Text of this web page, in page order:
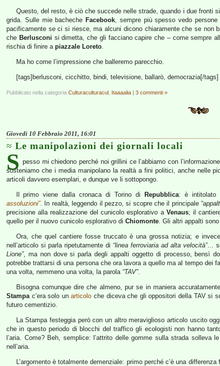
Questo, del resto, è ciò che succede nelle strade, quando i due fronti
grida. Sulle mie bacheche Facebook, sempre più spesso vedo
pacificamente se ci si riesce, ma alcuni dicono chiaramente che se non
che Berlusconi si dimetta, che gli facciano capire che – come sempre
rischia di finire a piazzale Loreto.
Ma ho come l’impressione che balleremo parecchio.
[tags]berlusconi, cicchitto, bindi, televisione, ballarò, democrazia[/tags]
Pubblicato nella categoria Culturaculturacul Itaaaalia | 3 commenti »
Giovedì 10 Febbraio 2011, 16:01
Le manipolazioni dei giornali locali
S pesso mi chiedono perché noi grillini ce l’abbiamo con
sosteniamo che i media manipolano la realtà a fini politici, anche nelle
articoli davvero esemplari, e dunque ve li sottopongo.
Il primo viene dalla cronaca di Torino di Repubblica: è intitolato
assoluzioni”. In realtà, leggendo il pezzo, si scopre che il principale
precisione alla realizzazione del cunicolo esplorativo a Venaus; il
quello per il nuovo cunicolo esplorativo di Chiomonte. Gli altri appalti
Ora, che quel cantiere fosse truccato è una grossa notizia; e
nell’articolo si parla ripetutamente di “linea ferroviaria ad alta velocità”…
Lione”, ma non dove si parla degli appalti oggetto di processo, bensì
potrebbe trattarsi di una persona che ora lavora a quello ma al tempo dei
una volta, nemmeno una volta, la parola “TAV”.
Bisogna comunque dire che almeno, pur se in maniera
Stampac’era solo unarticolo che diceva che gli oppositori della TAV si
futuro cementizio.
La Stampa festeggia però con un altro meraviglioso articolo uscito
che in questo periodo di blocchi del traffico gli ecologisti non hanno
l’aria. Come? Beh, semplice: l’attrito delle gomme sulla strada
nell’aria.
L’argomento è totalmente demenziale: primo perché c’è una